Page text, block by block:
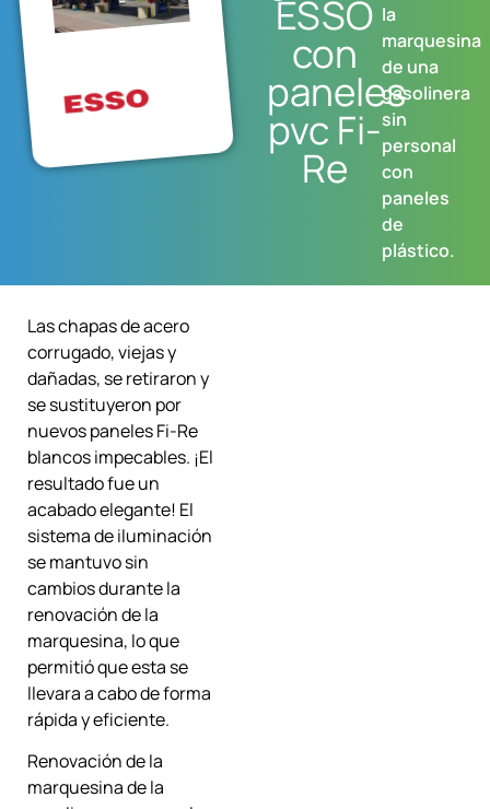
ESSO
con
paneles
pvc Fi-
Re
la
marquesina
de una
gasolinera
sin
personal
con
paneles
de
plástico.
Las chapas de acero
corrugado, viejas y
dañadas, se retiraron y
se sustituyeron por
nuevos paneles Fi-Re
blancos impecables. ¡El
resultado fue un
acabado elegante! El
sistema de iluminación
se mantuvo sin
cambios durante la
renovación de la
marquesina, lo que
permitió que esta se
llevara a cabo de forma
rápida y eficiente.
Renovación de la
marquesina de la